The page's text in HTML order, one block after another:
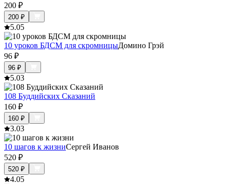
200 ₽
200 ₽
5.05
10 уроков БДСМ для скромницыДомино Грэй
96 ₽
96 ₽
5.03
108 Буддийских Сказаний
160 ₽
160 ₽
3.03
10 шагов к жизниСергей Иванов
520 ₽
520 ₽
4.05